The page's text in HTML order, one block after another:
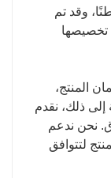
ذات عجلات) من 0.8 طن إلى 12 طنًا، وقد تم
تخصيصها
المنتج،
ذلك، نقدم
نحن ندعم
لتتوافق